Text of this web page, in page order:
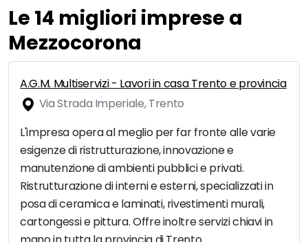
Le 14 migliori imprese a
Mezzocorona
A.G.M. Multiservizi - Lavori in casa Trento e provincia
Via Strada Imperiale, Trento
L'impresa opera al meglio per far fronte alle varie
esigenze di ristrutturazione, innovazione e
manutenzione di ambienti pubblici e privati.
Ristrutturazione di interni e esterni, specializzati in
posa di ceramica e laminati, rivestimenti murali,
cartongessi e pittura. Offre inoltre servizi chiavi in